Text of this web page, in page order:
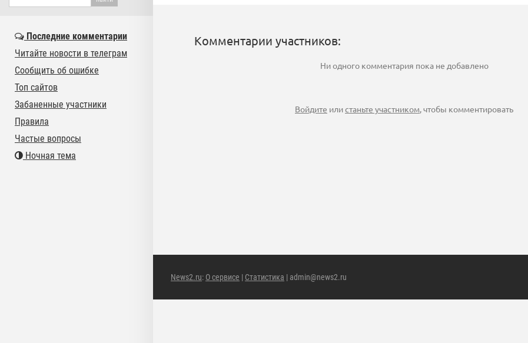
Комментарии участников:
Ни одного комментария пока не добавлено
Войдите илистаньте участником, чтобы комментировать
News2.ru: О сервисе | Статистика | admin@news2.ru
Последние комментарии
Читайте новости в телеграм
Сообщить об ошибке
Топ сайтов
Забаненные участники
Правила
Частые вопросы
Ночная тема